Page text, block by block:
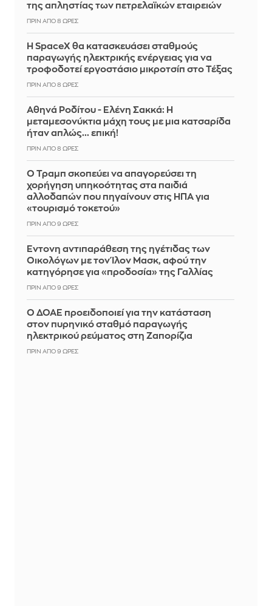
της απληστίας των πετρελαϊκών εταιρειών
ΠΡΙΝ ΑΠΌ 8 ΏΡΕΣ
Η SpaceX θα κατασκευάσει σταθμούς
παραγωγής ηλεκτρικής ενέργειας για να
τροφοδοτεί εργοστάσιο μικροτσίπ στο Τέξας
ΠΡΙΝ ΑΠΌ 8 ΏΡΕΣ
Αθηνά Ροδίτου - Ελένη Σακκά: Η
μεταμεσονύκτια μάχη τους με μια κατσαρίδα
ήταν απλώς... επική!
ΠΡΙΝ ΑΠΌ 8 ΏΡΕΣ
Ο Τραμπ σκοπεύει να απαγορεύσει τη
χορήγηση υπηκοότητας στα παιδιά
αλλοδαπών που πηγαίνουν στις ΗΠΑ για
«τουρισμό τοκετού»
ΠΡΙΝ ΑΠΌ 9 ΏΡΕΣ
Έντονη αντιπαράθεση της ηγέτιδας των
Οικολόγων με τον Ίλον Μασκ, αφού την
κατηγόρησε για «προδοσία» της Γαλλίας
ΠΡΙΝ ΑΠΌ 9 ΏΡΕΣ
Ο ΔΟΑΕ προειδοποιεί για την κατάσταση
στον πυρηνικό σταθμό παραγωγής
ηλεκτρικού ρεύματος στη Ζαπορίζια
ΠΡΙΝ ΑΠΌ 9 ΏΡΕΣ